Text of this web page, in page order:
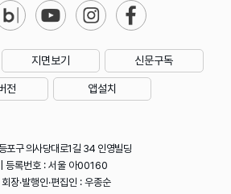
지면보기 신문구독
전 앱설치
포구 의사당대로1길 34 인영빌딩
록번호 : 서울 아00160
·발행인·편집인 : 우종순